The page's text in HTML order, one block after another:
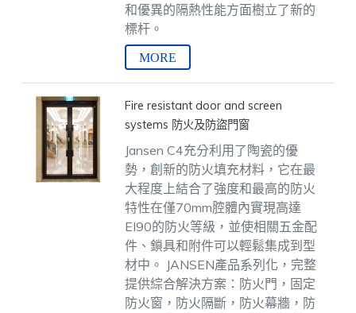
和優異的隔熱性能方面樹立了新的
標杆。
Fire resistant door and screen
systems 防火及防盜門窗
Jansen C4充分利用了陶瓷的優
勢，創新的防火填充材料，它在最
大程度上結合了強度和最高的防火
特性在僅70mm腔體內實現高達
EI90的防火等級，並使相關五金配
件、鎖具和附件可以輕鬆集成到型
材中。 JANSEN產品系列化，完整
提供綜合解決方案：防火門，固定
防火窗，防火隔斷，防火幕牆，防